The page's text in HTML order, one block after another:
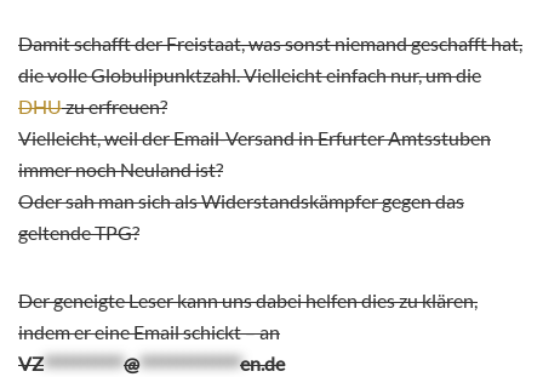
Damit schafft der Freistaat, was sonst niemand geschafft hat,
die volle Globulipunktzahl. Vielleicht einfach nur, um die
DHUzu erfreuen?
Vielleicht, weil der Email-Versand in Erfurter Amtsstuben
immer noch Neuland ist?
Oder sah man sich als Widerstandskämpfer gegen das
geltende TPG?
Der geneigte Leser kann uns dabei helfen dies zu klären,
indem er eine Email schickt – an
VZ***********@**************en.de